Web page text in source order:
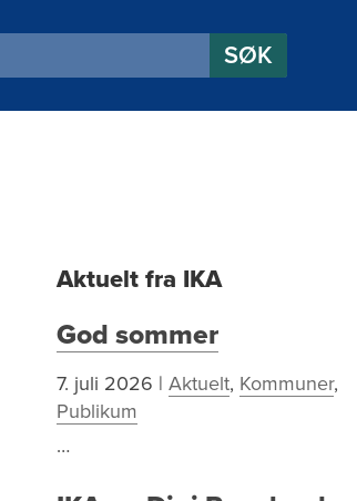
Aktuelt fra IKA
God sommer
7. juli 2026 | Aktuelt, Kommuner,
Publikum
…